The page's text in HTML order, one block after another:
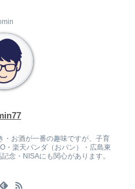
・お酒が一番の趣味ですが、子育
・楽天パンダ（おパン）・広島東
念・NISAにも関心があります。